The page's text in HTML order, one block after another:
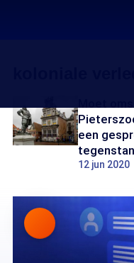
een
12 jun 2020